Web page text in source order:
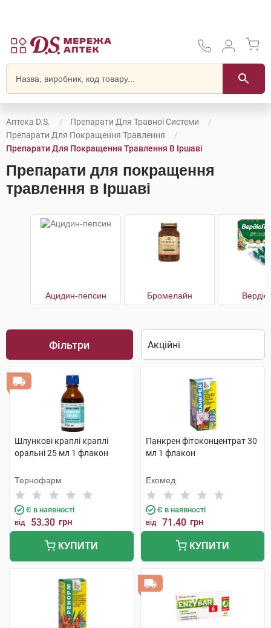
Аптека D.S.
Препарати Для Травної Системи
Препарати Для Покращення Травлення
Препарати Для Покращення Травлення В Іршаві
Препарати для покращення
травлення в Іршаві
Ацидин-пепсин Бромелайн
Фільтри
Шлункові краплі краплі
оральні 25 мл 1 флакон
Тернофарм
Є в наявності
від 53.30 грн
КУПИТИ
Панкрен фітоконцентрат 30
мл 1 флакон
Екомед
Є в наявності
від 71.40 грн
КУПИТИ